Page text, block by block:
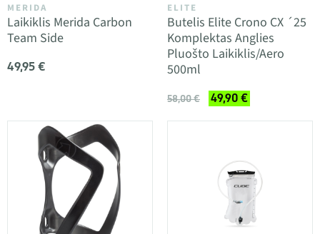
MERIDA
Laikiklis Merida Carbon
Team Side
49,95 €
ELITE
Butelis Elite Crono CX ´25
Komplektas Anglies
Pluošto Laikiklis/Aero
500ml
58,00 € 49,90 €